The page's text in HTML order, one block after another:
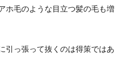
ホ毛のような目立つ髪の毛も増
引っ張って抜くのは得策ではあ